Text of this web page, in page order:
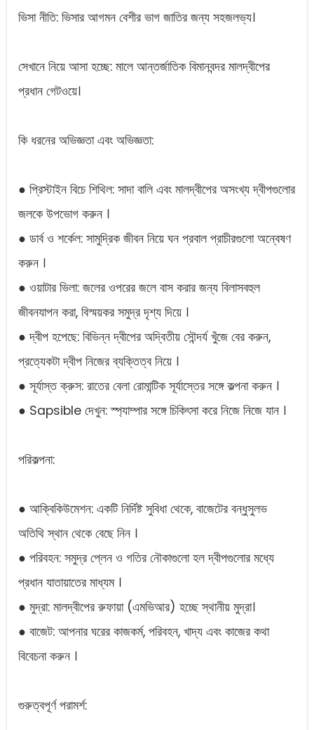
ভিসা নীতি: ভিসার আগমন বেশীর ভাগ জাতির জন্য সহজলভ্য।
সেখানে নিয়ে আসা হচ্ছে: মালে আন্তর্জাতিক বিমানবন্দর মালদ্বীপের
প্রধান গেটওয়ে।
কি ধরনের অভিজ্ঞতা এবং অভিজ্ঞতা:
● প্রিস্টাইন বিচে শিথিল: সাদা বালি এবং মালদ্বীপের অসংখ্য দ্বীপগুলোর
জলকে উপভোগ করুন ।
● ডার্ব ও শর্কেল: সামুদ্রিক জীবন নিয়ে ঘন প্রবাল প্রাচীরগুলো অন্বেষণ
করুন ।
● ওয়াটার ভিলা: জলের ওপরের জলে বাস করার জন্য বিলাসবহুল
জীবনযাপন করা, বিস্ময়কর সমুদ্র দৃশ্য দিয়ে ।
● দ্বীপ হপেছে: বিভিন্ন দ্বীপের অদ্বিতীয় সৌন্দর্য খুঁজে বের করুন,
প্রত্যেকটা দ্বীপ নিজের ব্যক্তিত্ব নিয়ে ।
● সূর্যাস্ত ক্রুস: রাতের বেলা রোমান্টিক সূর্যাস্তের সঙ্গে কল্পনা করুন ।
● Sapsible দেখুন: স্প্যাম্পার সঙ্গে চিকিৎসা করে নিজে নিজে যান ।
পরিকল্পনা:
● আক্বিকিউমেশন: একটি নির্দিষ্ট সুবিধা থেকে, বাজেটের বন্ধুসুলভ
অতিথি স্থান থেকে বেছে নিন ।
● পরিবহন: সমুদ্র প্লেন ও গতির নৌকাগুলো হল দ্বীপগুলোর মধ্যে
প্রধান যাতায়াতের মাধ্যম ।
● মুদ্রা: মালদ্বীপের রুফায়া (এমভিআর) হচ্ছে স্থানীয় মুদ্রা।
● বাজেট: আপনার ঘরের কাজকর্ম, পরিবহন, খাদ্য এবং কাজের কথা
বিবেচনা করুন ।
গুরুত্বপূর্ণ পরামর্শ: